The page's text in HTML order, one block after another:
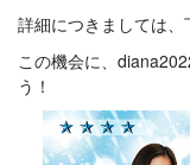
詳細につきましては、
この機会に、
う！